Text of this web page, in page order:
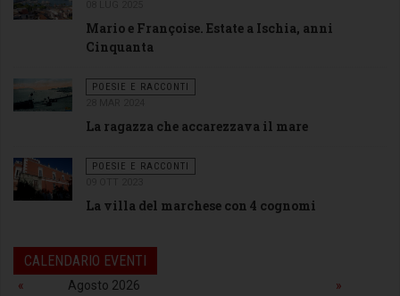
Mario e Françoise. Estate a Ischia, anni
Cinquanta
POESIE E RACCONTI
La ragazza che accarezzava il mare
POESIE E RACCONTI
La villa del marchese con 4 cognomi
CALENDARIO EVENTI
« Agosto 2026 »